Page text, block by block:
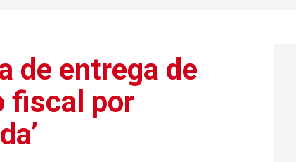
de entrega de
fiscal por